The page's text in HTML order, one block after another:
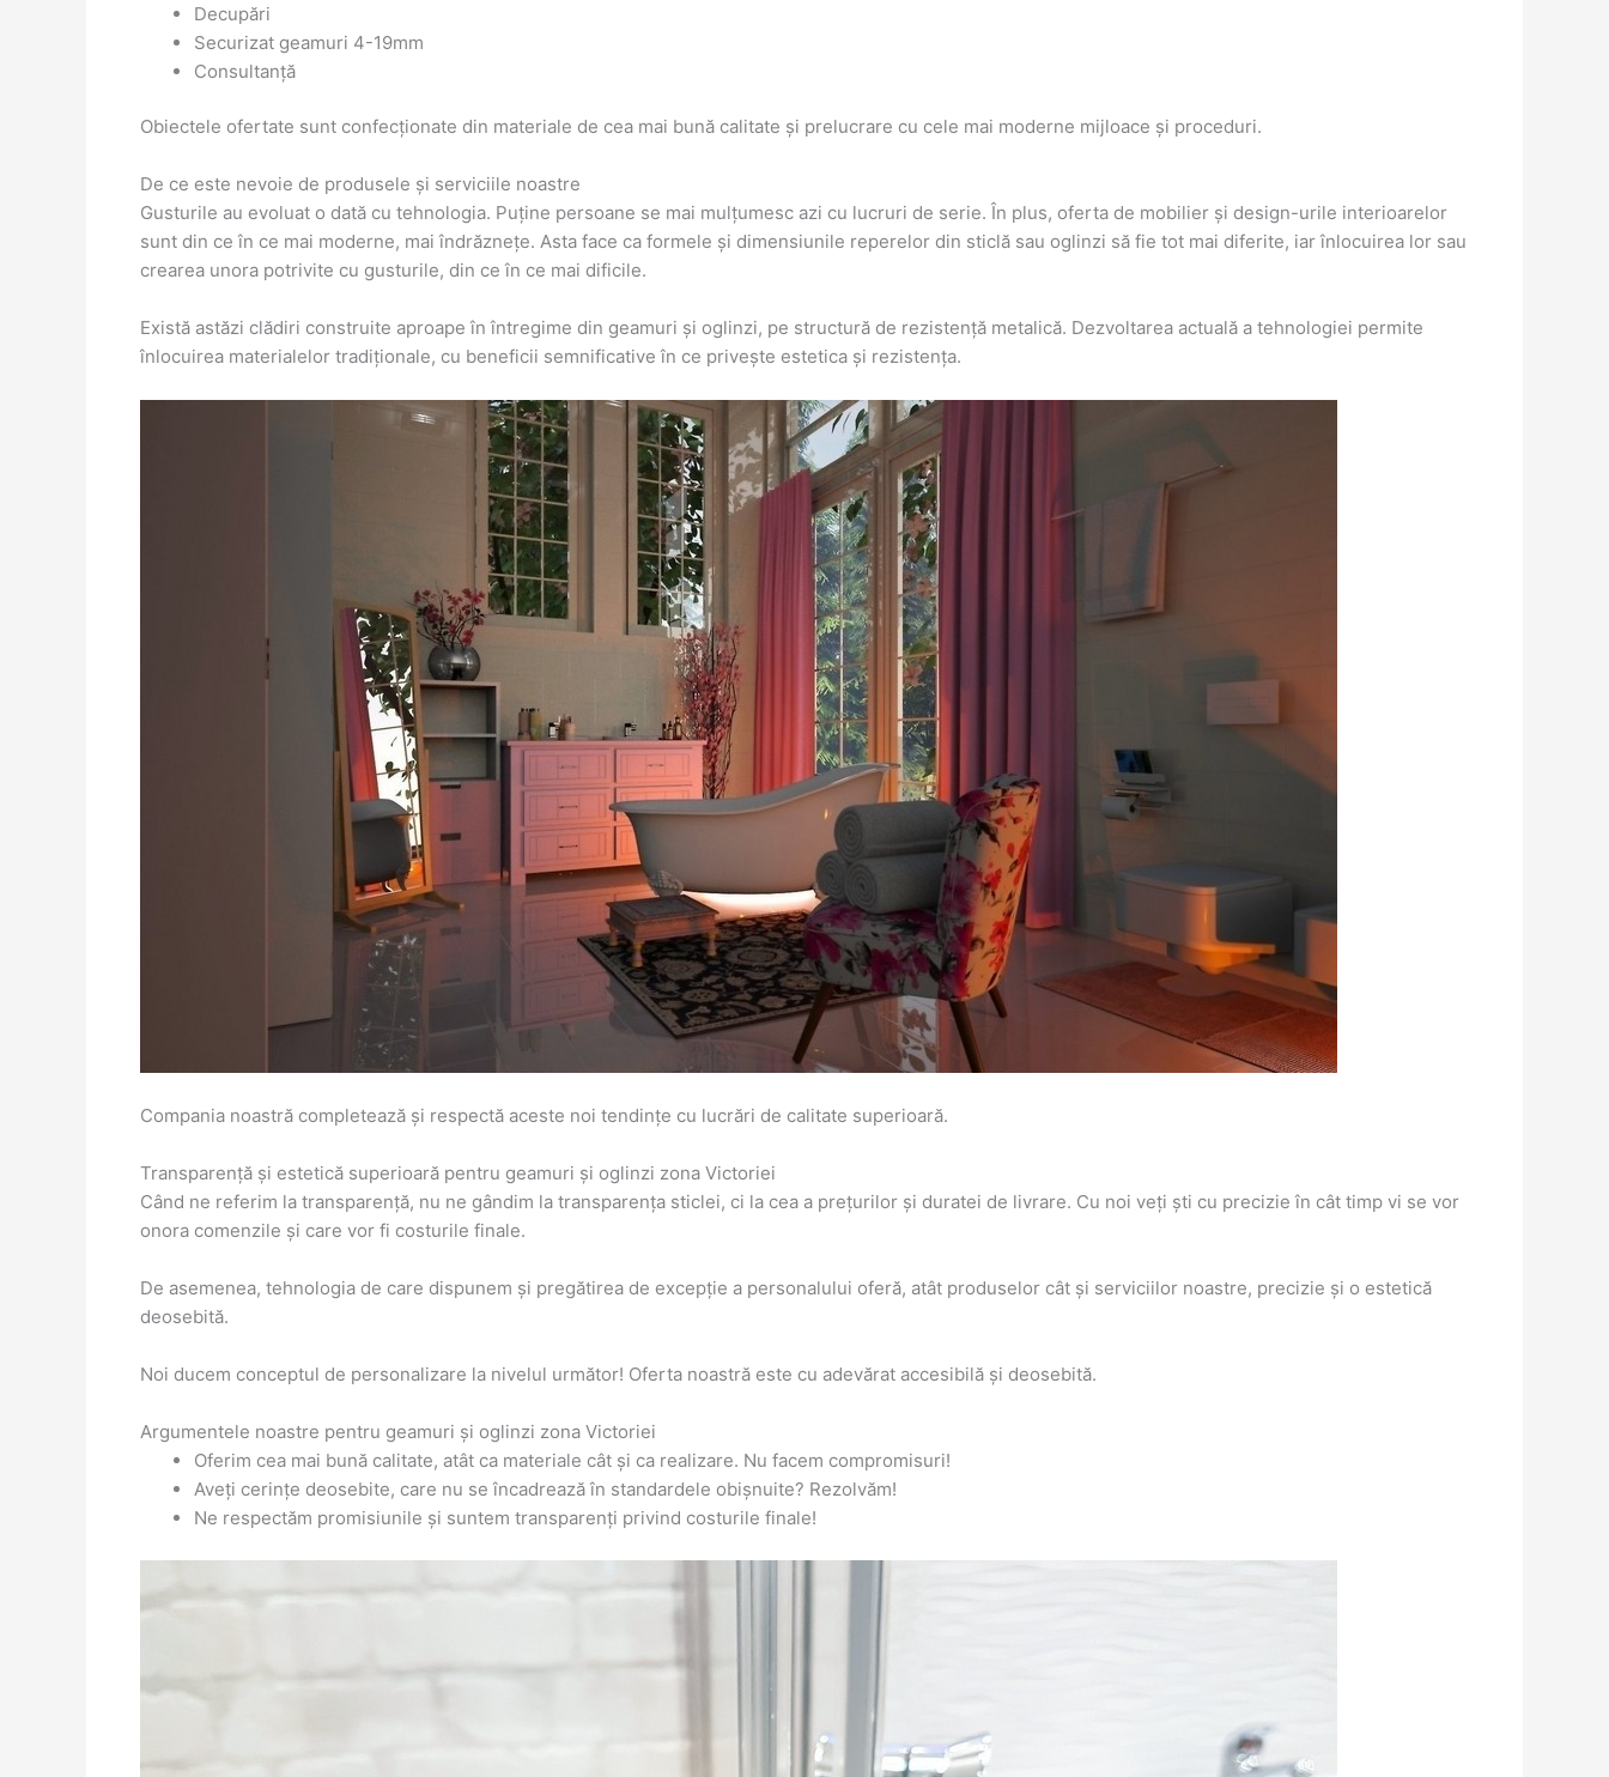
Decupări
Securizat geamuri 4-19mm
Consultanță
Obiectele ofertate sunt confecționate din materiale de cea mai bună calitate și prelucrare cu cele mai moderne mijloace și proceduri.
De ce este nevoie de produsele și serviciile noastre
Gusturile au evoluat o dată cu tehnologia. Puține persoane se mai mulțumesc azi cu lucruri de serie. În plus, oferta de mobilier și design-urile interioarelor
sunt din ce în ce mai moderne, mai îndrăznețe. Asta face ca formele și dimensiunile reperelor din sticlă sau oglinzi să fie tot mai diferite, iar înlocuirea lor sau
crearea unora potrivite cu gusturile, din ce în ce mai dificile.
Există astăzi clădiri construite aproape în întregime din geamuri și oglinzi, pe structură de rezistență metalică. Dezvoltarea actuală a tehnologiei permite
înlocuirea materialelor tradiționale, cu beneficii semnificative în ce privește estetica și rezistența.
Compania noastră completează și respectă aceste noi tendințe cu lucrări de calitate superioară.
Transparență și estetică superioară pentru geamuri și oglinzi zona Victoriei
Când ne referim la transparență, nu ne gândim la transparența sticlei, ci la cea a prețurilor și duratei de livrare. Cu noi veți ști cu precizie în cât timp vi se vor
onora comenzile și care vor fi costurile finale.
De asemenea, tehnologia de care dispunem și pregătirea de excepție a personalului oferă, atât produselor cât și serviciilor noastre, precizie și o estetică
deosebită.
Noi ducem conceptul de personalizare la nivelul următor! Oferta noastră este cu adevărat accesibilă și deosebită.
Argumentele noastre pentru geamuri și oglinzi zona Victoriei
Oferim cea mai bună calitate, atât ca materiale cât și ca realizare. Nu facem compromisuri!
Aveți cerințe deosebite, care nu se încadrează în standardele obișnuite? Rezolvăm!
Ne respectăm promisiunile și suntem transparenți privind costurile finale!